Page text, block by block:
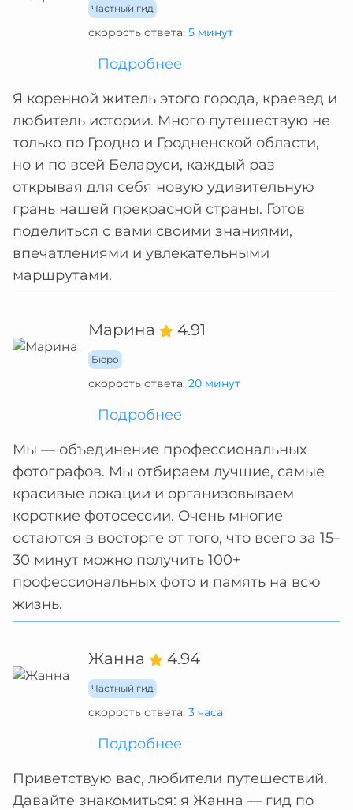
Частный гид
скорость ответа: 5 минут
Подробнее
Я коренной житель этого города, краевед и
любитель истории. Много путешествую не
только по Гродно и Гродненской области,
но и по всей Беларуси, каждый раз
открывая для себя новую удивительную
грань нашей прекрасной страны. Готов
поделиться с вами своими знаниями,
впечатлениями и увлекательными
маршрутами.
Марина 4.91
Бюро
скорость ответа: 20 минут
Подробнее
Мы — объединение профессиональных
фотографов. Мы отбираем лучшие, самые
красивые локации и организовываем
короткие фотосессии. Очень многие
остаются в восторге от того, что всего за 15–
30 минут можно получить 100+
профессиональных фото и память на всю
жизнь.
Жанна 4.94
Частный гид
скорость ответа: 3 часа
Подробнее
Приветствую вас, любители путешествий.
Давайте знакомиться: я Жанна — гид по